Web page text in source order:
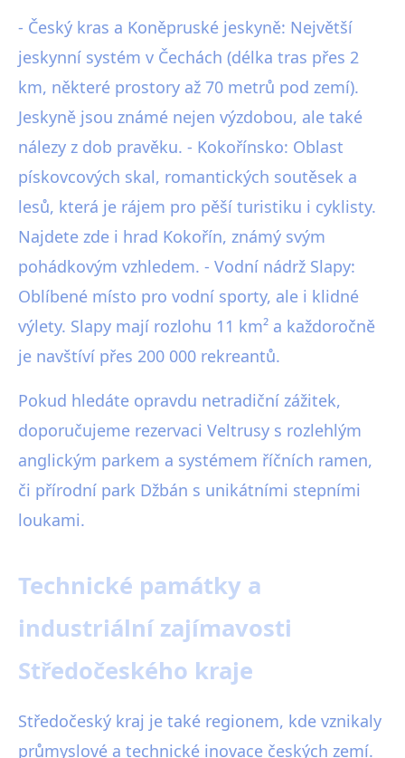
- Český kras a Koněpruské jeskyně: Největší
jeskynní systém v Čechách (délka tras přes 2
km, některé prostory až 70 metrů pod zemí).
Jeskyně jsou známé nejen výzdobou, ale také
nálezy z dob pravěku. - Kokořínsko: Oblast
pískovcových skal, romantických soutěsek a
lesů, která je rájem pro pěší turistiku i cyklisty.
Najdete zde i hrad Kokořín, známý svým
pohádkovým vzhledem. - Vodní nádrž Slapy:
Oblíbené místo pro vodní sporty, ale i klidné
výlety. Slapy mají rozlohu 11 km² a každoročně
je navštíví přes 200 000 rekreantů.
Pokud hledáte opravdu netradiční zážitek,
doporučujeme rezervaci Veltrusy s rozlehlým
anglickým parkem a systémem říčních ramen,
či přírodní park Džbán s unikátními stepními
loukami.
Technické památky a
industriální zajímavosti
Středočeského kraje
Středočeský kraj je také regionem, kde vznikaly
průmyslové a technické inovace českých zemí.